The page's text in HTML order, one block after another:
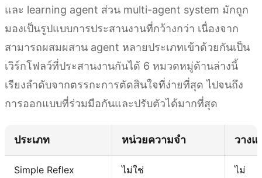
และ learning agent ส่วน multi-agent system มักถูก
มองเป็นรูปแบบการประสานงานที่กว้างกว่า เนื่องจาก
สามารถผสมผสาน agent หลายประเภทเข้าด้วยกันเป็น
เวิร์กโฟลว์ที่ประสานงานกันได้ 6 หมวดหมู่ด้านล่างนี้
เรียงลำดับจากตรรกะการตัดสินใจที่ง่ายที่สุด ไปจนถึง
การออกแบบที่ร่วมมือกันและปรับตัวได้มากที่สุด
ประเภท หน่วยความจำ วาง
Simple Reflex ไม่ใช่ ไม่